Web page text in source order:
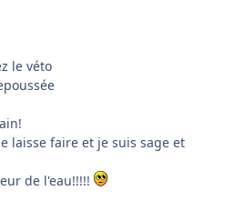
le véto
laisse faire et je suis sage et
de l'eau!!!!!